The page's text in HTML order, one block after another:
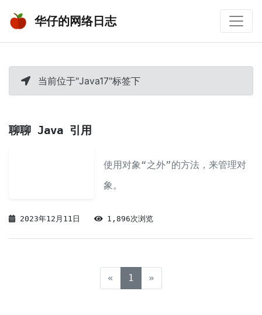
华仔的网络日志
当前位于"Java17"标签下
聊聊 Java 引用
使用对象“之外”的方法，来管理对
象。
2023年12月11日 1,896次浏览
« 1 (current)
»